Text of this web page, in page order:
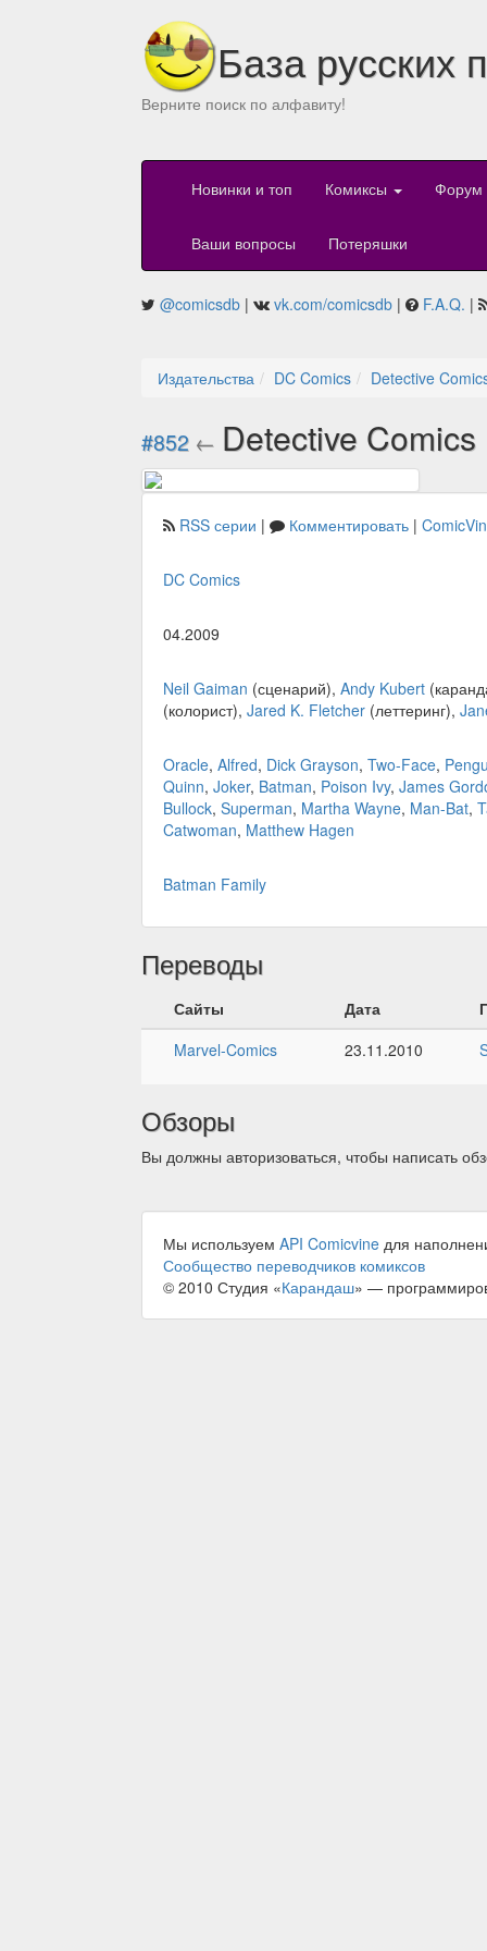
База русских
Верните поиск по алфавиту!
Новинки и топ Комиксы Форум
Ваши вопросы Потеряшки
@comicsdb | vk.com/comicsdb | F.A.Q. |
Издательства DC Comics Detective
#852 ← Detective
RSS серии | Комментировать |
DC Comics
04.2009
Neil Gaiman (сценарий), Andy Kubert
(колорист), Jared K. Fletcher (леттеринг),
Oracle, Alfred, Dick Grayson, Two-Face,
Quinn, Joker, Batman, Poison Ivy, James
Bullock, Superman, Martha Wayne, Man-Bat,
Catwoman, Matthew Hagen
Batman Family
Переводы
Сайты Дата
Marvel-Comics
23.11.2010
Обзоры
Вы должны авторизоваться, чтобы написать
Мы используем API Comicvine для
Сообщество переводчиков комиксов
© 2010 Студия «Карандаш» —